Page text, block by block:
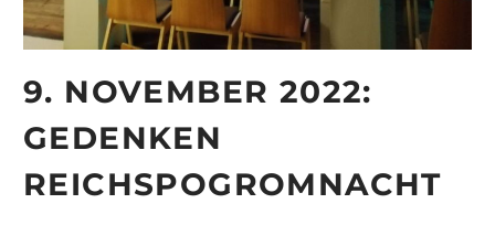
9. NOVEMBER 2022:
GEDENKEN
REICHSPOGROMNACHT